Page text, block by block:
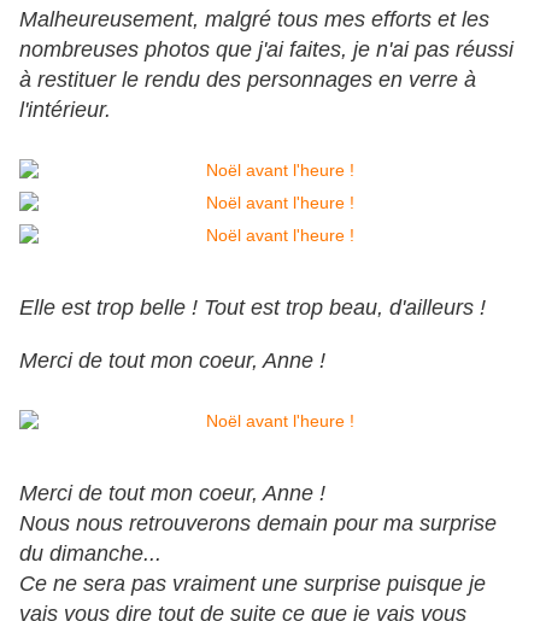
Malheureusement, malgré tous mes efforts et les
nombreuses photos que j'ai faites, je n'ai pas réussi
à restituer le rendu des personnages en verre à
l'intérieur.
Elle est trop belle ! Tout est trop beau, d'ailleurs !
Merci de tout mon coeur, Anne !
Merci de tout mon coeur, Anne !
Nous nous retrouverons demain pour ma surprise
du dimanche...
Ce ne sera pas vraiment une surprise puisque je
vais vous dire tout de suite ce que je vais vous